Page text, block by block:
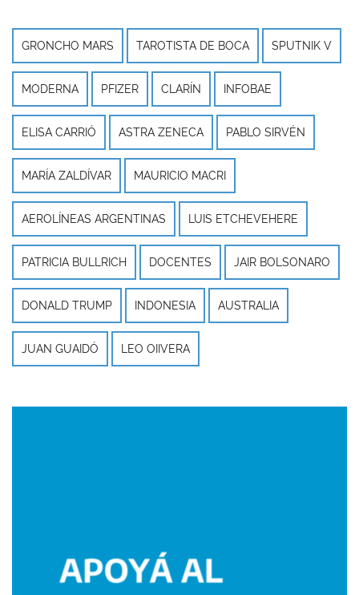
GRONCHO MARS TAROTISTA DE BOCA SPUTNIK V
MODERNA PFIZER CLARÍN INFOBAE
ELISA CARRIÓ ASTRA ZENECA PABLO SIRVÉN
MARÍA ZALDÍVAR MAURICIO MACRI
AEROLÍNEAS ARGENTINAS LUIS ETCHEVEHERE
PATRICIA BULLRICH DOCENTES JAIR BOLSONARO
DONALD TRUMP INDONESIA AUSTRALIA
JUAN GUAIDÓ LEO OIIVERA